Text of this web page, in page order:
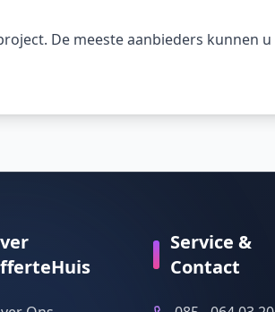
De meeste aanbieders kunnen u
Service &
Contact